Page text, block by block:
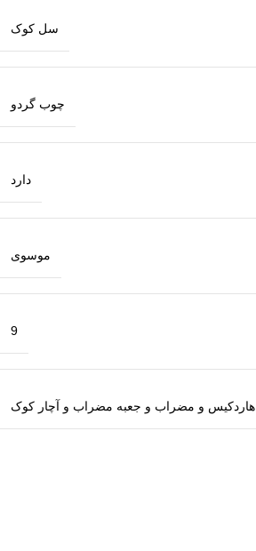
سل کوک
چوب گردو
دارد
موسوی
9
هاردکیس و مضراب و جعبه مضراب و آچار کوک